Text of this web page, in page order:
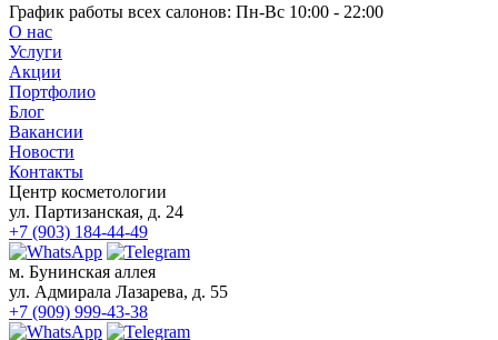
Окрашивание бровей
Японский маникюр
Французский маникюр
Детский маникюр (до 12 лет)
Мужской маникюр
Аппаратный маникюр
Европейский необрезной маникюр
Покрытие SHELLAC
График работы всех салонов: Пн-Вс 10:00 - 22:00
О нас
Услуги
Акции
Портфолио
Блог
Вакансии
Новости
Контакты
Центр косметологии
ул. Партизанская, д. 24
+7 (903) 184-44-49
м. Бунинская аллея
ул. Адмирала Лазарева, д. 55
+7 (909) 999-43-38